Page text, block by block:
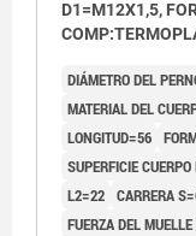
D1=M12X1,5,
DIÁMETRO DEL
MATERIAL DEL
LONGITUD=56
SUPERFICIE
L2=22 CARRERA
FUERZA DEL